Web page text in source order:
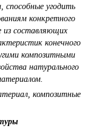
способные угодить
конкретного
составляющих
конечного
композитными
натурального
композитные